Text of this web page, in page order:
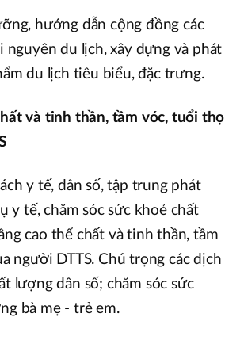
hướng dẫn cộng đồng các
nguyên du lịch, xây dựng và phát
du lịch tiêu biểu, đặc trưng.
và tinh thần, tầm vóc, tuổi thọ
y tế, dân số, tập trung phát
y tế, chăm sóc sức khoẻ chất
cao thể chất và tinh thần, tầm
người DTTS. Chú trọng các dịch
lượng dân số; chăm sóc sức
bà mẹ - trẻ em.